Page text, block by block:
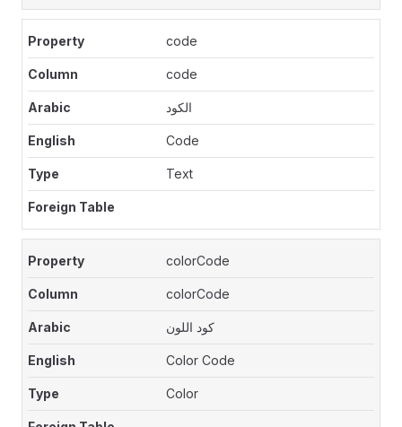
code
code
الكود
Code
Text
colorCode
colorCode
كود اللون
Color Code
Color